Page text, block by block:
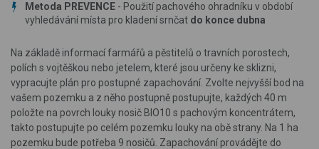
Metoda PREVENCE - Použití pachového ohradníku v období
vyhledávání místa pro kladení srnčat do konce dubna
Na základě informací farmářů a pěstitelů o travních porostech,
polích s vojtěškou nebo jetelem, které jsou určeny ke sklizni,
vypracujte plán pro postupné zapachování. Zvolte nejvyšší bod na
vašem pozemku a z něho postupně postupujte, každých 40 m
položte na povrch louky nosič BIO10 s pachovým koncentrátem,
takto postupujte po celém pozemku louky na obě strany. Na 1 ha
pozemku bude potřeba 9 nosičů. Zapachování provádějte do